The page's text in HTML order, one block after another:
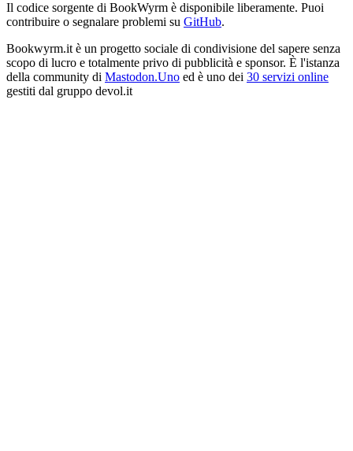
Il codice sorgente di BookWyrm è disponibile liberamente. Puoi
contribuire o segnalare problemi su GitHub.
Bookwyrm.it è un progetto sociale di condivisione del sapere senza
scopo di lucro e totalmente privo di pubblicità e sponsor. È l'istanza
della community di Mastodon.Uno ed è uno dei 30 servizi online
gestiti dal gruppo devol.it